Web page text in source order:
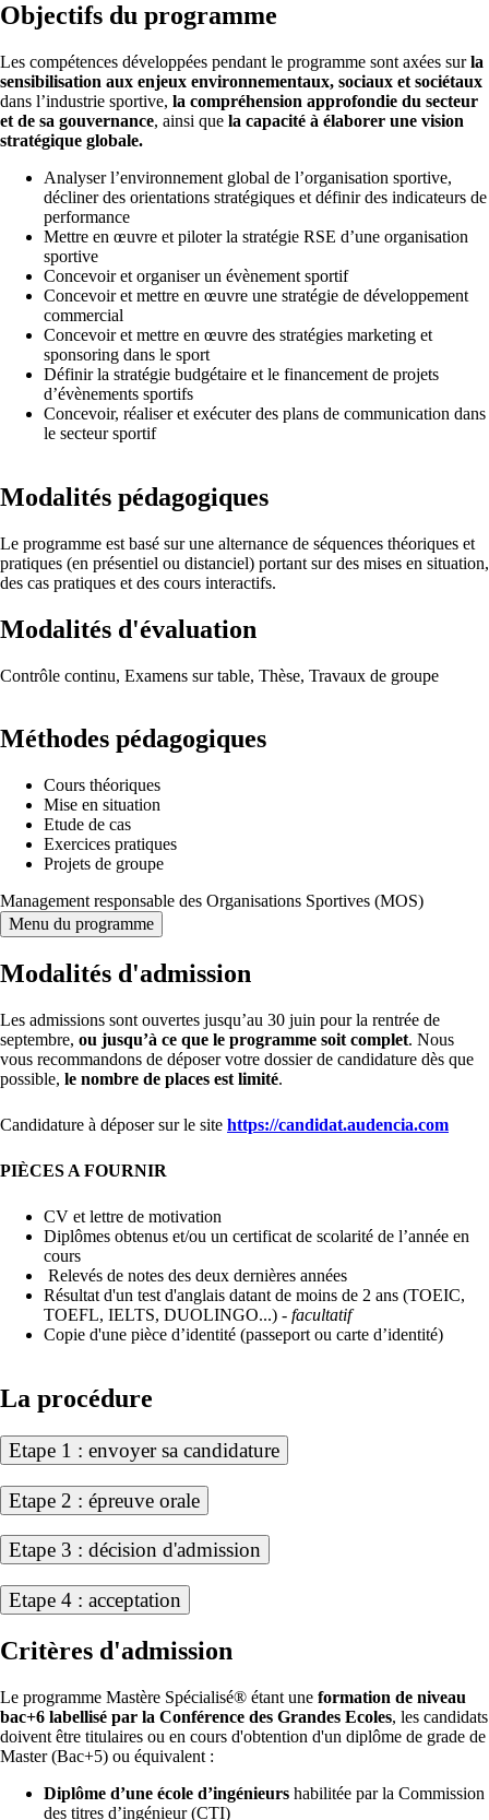
Objectifs du programme
Les compétences développées pendant le programme sont axées surla
sensibilisation aux enjeux environnementaux, sociaux et sociétaux
dans l’industrie sportive, la compréhension approfondie du secteur
et de sa gouvernance, ainsi que la capacité à élaborer une vision
stratégique globale.
Analyser l’environnement global de l’organisation sportive,
décliner des orientations stratégiques et définir des indicateurs de
performance
Mettre en œuvre et piloter la stratégie RSE d’une organisation
sportive
Concevoir et organiser un évènement sportif
Concevoir et mettre en œuvre une stratégie de développement
commercial
Concevoir et mettre en œuvre des stratégies marketing et
sponsoring dans le sport
Définir la stratégie budgétaire et le financement de projets
d’évènements sportifs
Concevoir, réaliser et exécuter des plans de communication dans
le secteur sportif
Modalités pédagogiques
Le programme est basé sur une alternance de séquences théoriques et
pratiques (en présentiel ou distanciel) portant sur des mises en situation,
des cas pratiques et des cours interactifs.
Modalités d'évaluation
Contrôle continu, Examens sur table, Thèse, Travaux de groupe
Méthodes pédagogiques
Cours théoriques
Mise en situation
Etude de cas
Exercices pratiques
Projets de groupe
Management responsable des Organisations Sportives (MOS)
Menu du programme
Modalités d'admission
Les admissions sont ouvertes jusqu’au 30 juin pour la rentrée de
septembre, ou jusqu’à ce que le programme soit complet. Nous
vous recommandons de déposer votre dossier de candidature dès que
possible, le nombre de places est limité.
Candidature à déposer sur le site https://candidat.audencia.com
PIÈCES A FOURNIR
CV et lettre de motivation
Diplômes obtenus et/ou un certificat de scolarité de l’année en
cours
Relevés de notes des deux dernières années
Résultat d'un test d'anglais datant de moins de 2 ans (TOEIC,
TOEFL, IELTS, DUOLINGO...) - facultatif
Copie d'une pièce d’identité (passeport ou carte d’identité)
La procédure
Etape 1 : envoyer sa candidature
Etape 2 : épreuve orale
Etape 3 : décision d'admission
Etape 4 : acceptation
Critères d'admission
Le programme Mastère Spécialisé® étant une formation de niveau
bac+6 labellisé par la Conférence des Grandes Ecoles, les candidats
doivent être titulaires ou en cours d'obtention d'un diplôme de grade de
Master (Bac+5) ou équivalent :
Diplôme d’une école d’ingénieurs habilitée par la Commission
des titres d’ingénieur (CTI)